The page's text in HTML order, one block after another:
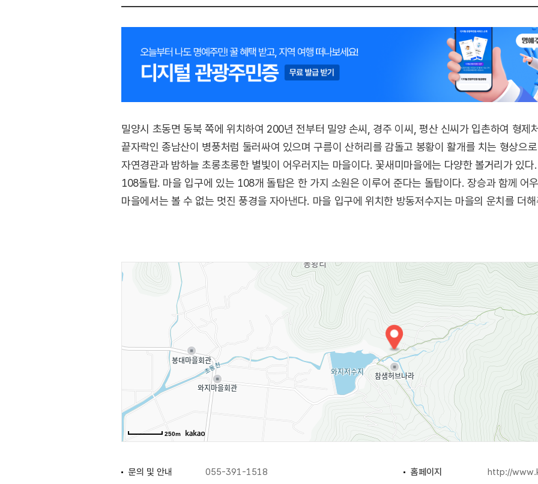
밀양시 초동면 동북 쪽에 위치하여 200년 전부터 밀양 손씨, 경주 이씨, 평산 신씨가 입촌하여 형제
끝자락인 종남산이 병풍처럼 둘러싸여 있으며 구름이 산허리를 감돌고 봉황이 활개를 치는 형상으
자연경관과 밤하늘 초롱초롱한 별빛이 어우러지는 마을이다. 꽃새미마을에는 다양한 볼거리가 있
108돌탑. 마을 입구에 있는 108개 돌탑은 한 가지 소원은 이루어 준다는 돌탑이다. 장승과 함께 어
마을에서는 볼 수 없는 멋진 풍경을 자아낸다. 마을 입구에 위치한 방동저수지는 마을의 운치를 더
250m
문의 및 안내 055-391-1518 홈페이지
http://